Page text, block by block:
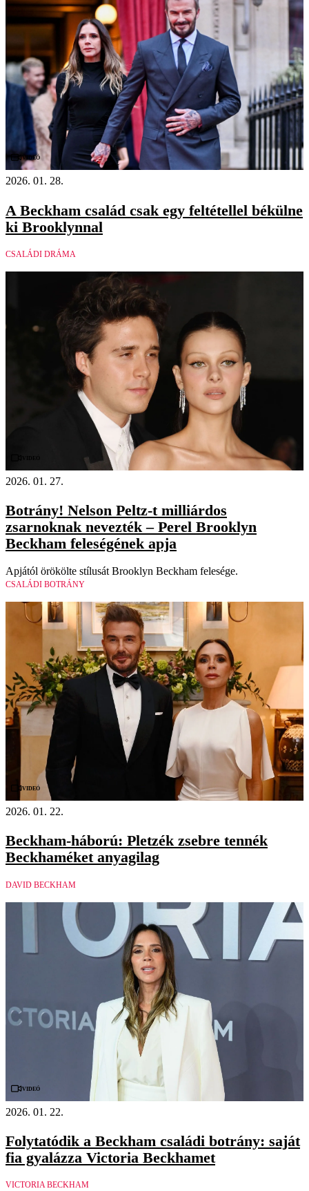
Videó
2026. 01. 28.
A Beckham család csak egy feltétellel békülne
ki Brooklynnal
CSALÁDI DRÁMA
Videó
2026. 01. 27.
Botrány! Nelson Peltz-t milliárdos
zsarnoknak nevezték – Perel Brooklyn
Beckham feleségének apja
Apjától örökölte stílusát Brooklyn Beckham felesége.
CSALÁDI BOTRÁNY
Videó
2026. 01. 22.
Beckham-háború: Pletzék zsebre tennék
Beckhaméket anyagilag
DAVID BECKHAM
Videó
2026. 01. 22.
Folytatódik a Beckham családi botrány: saját
fia gyalázza Victoria Beckhamet
VICTORIA BECKHAM